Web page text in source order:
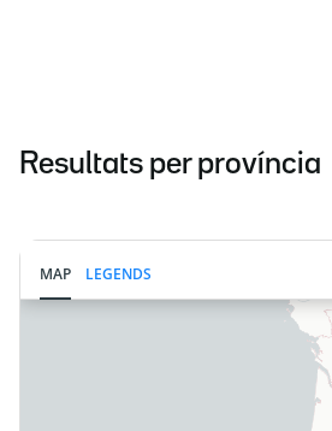
Resultats per província